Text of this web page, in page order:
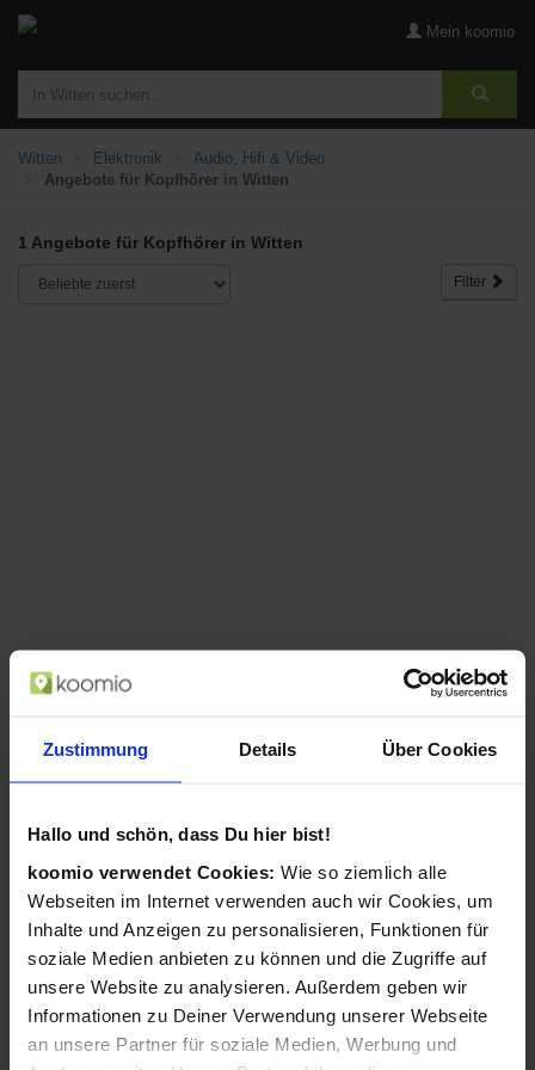
Zustimmung Details Über Cookies
Hallo und schön, dass Du hier bist!
koomio verwendet Cookies: Wie so ziemlich alle
Webseiten im Internet verwenden auch wir Cookies, um
Inhalte und Anzeigen zu personalisieren, Funktionen für
soziale Medien anbieten zu können und die Zugriffe auf
unsere Website zu analysieren. Außerdem geben wir
Informationen zu Deiner Verwendung unserer Webseite
an unsere Partner für soziale Medien, Werbung und
Mein koomio
Witten Elektronik
Audio, Hifi & Video
Angebote für Kopfhörer in Witten
1 Angebote für Kopfhörer in Witten
Filter
Sony MDR-E9LP (Black)
ab 7,99 €
in 1 Geschäften